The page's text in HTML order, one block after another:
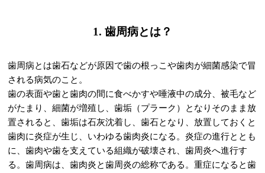
1. 歯周病とは？
歯周病とは歯石などが原因で歯の根っこや歯肉が細菌感染で冒
される病気のこと。
歯の表面や歯と歯肉の間に食べかすや唾液中の成分、被毛など
がたまり、細菌が増殖し、歯垢（プラーク）となりそのまま放
置されると、歯垢は石灰沈着し、歯石となり、放置しておくと
歯肉に炎症が生じ、いわゆる歯肉炎になる。炎症の進行ととも
に、歯肉や歯を支えている組織が破壊され、歯周炎へ進行す
る。歯周病は、歯肉炎と歯周炎の総称である。重症になると歯